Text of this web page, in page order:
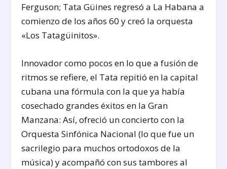
Ferguson; Tata Güines regresó a La Habana a
comienzo de los años 60 y creó la orquesta
«Los Tatagüinitos».
Innovador como pocos en lo que a fusión de
ritmos se refiere, el Tata repitió en la capital
cubana una fórmula con la que ya había
cosechado grandes éxitos en la Gran
Manzana: Así, ofreció un concierto con la
Orquesta Sinfónica Nacional (lo que fue un
sacrilegio para muchos ortodoxos de la
música) y acompañó con sus tambores al